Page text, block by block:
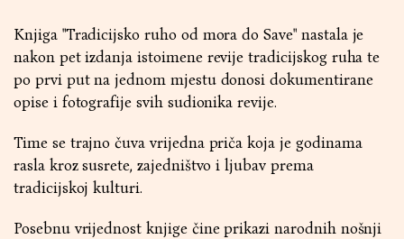
Knjiga "Tradicijsko ruho od mora do Save" nastala je
nakon pet izdanja istoimene revije tradicijskog ruha te
po prvi put na jednom mjestu donosi dokumentirane
opise i fotografije svih sudionika revije.
Time se trajno čuva vrijedna priča koja je godinama
rasla kroz susrete, zajedništvo i ljubav prema
tradicijskoj kulturi.
Posebnu vrijednost knjige čine prikazi narodnih nošnji